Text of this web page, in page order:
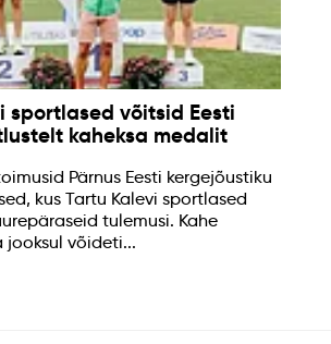
sportlased võitsid Eesti
kaheksa medalit
Pärnus Eesti kergejõustiku
kus Tartu Kalevi sportlased
tulemusi. Kahe
jooksul võideti...